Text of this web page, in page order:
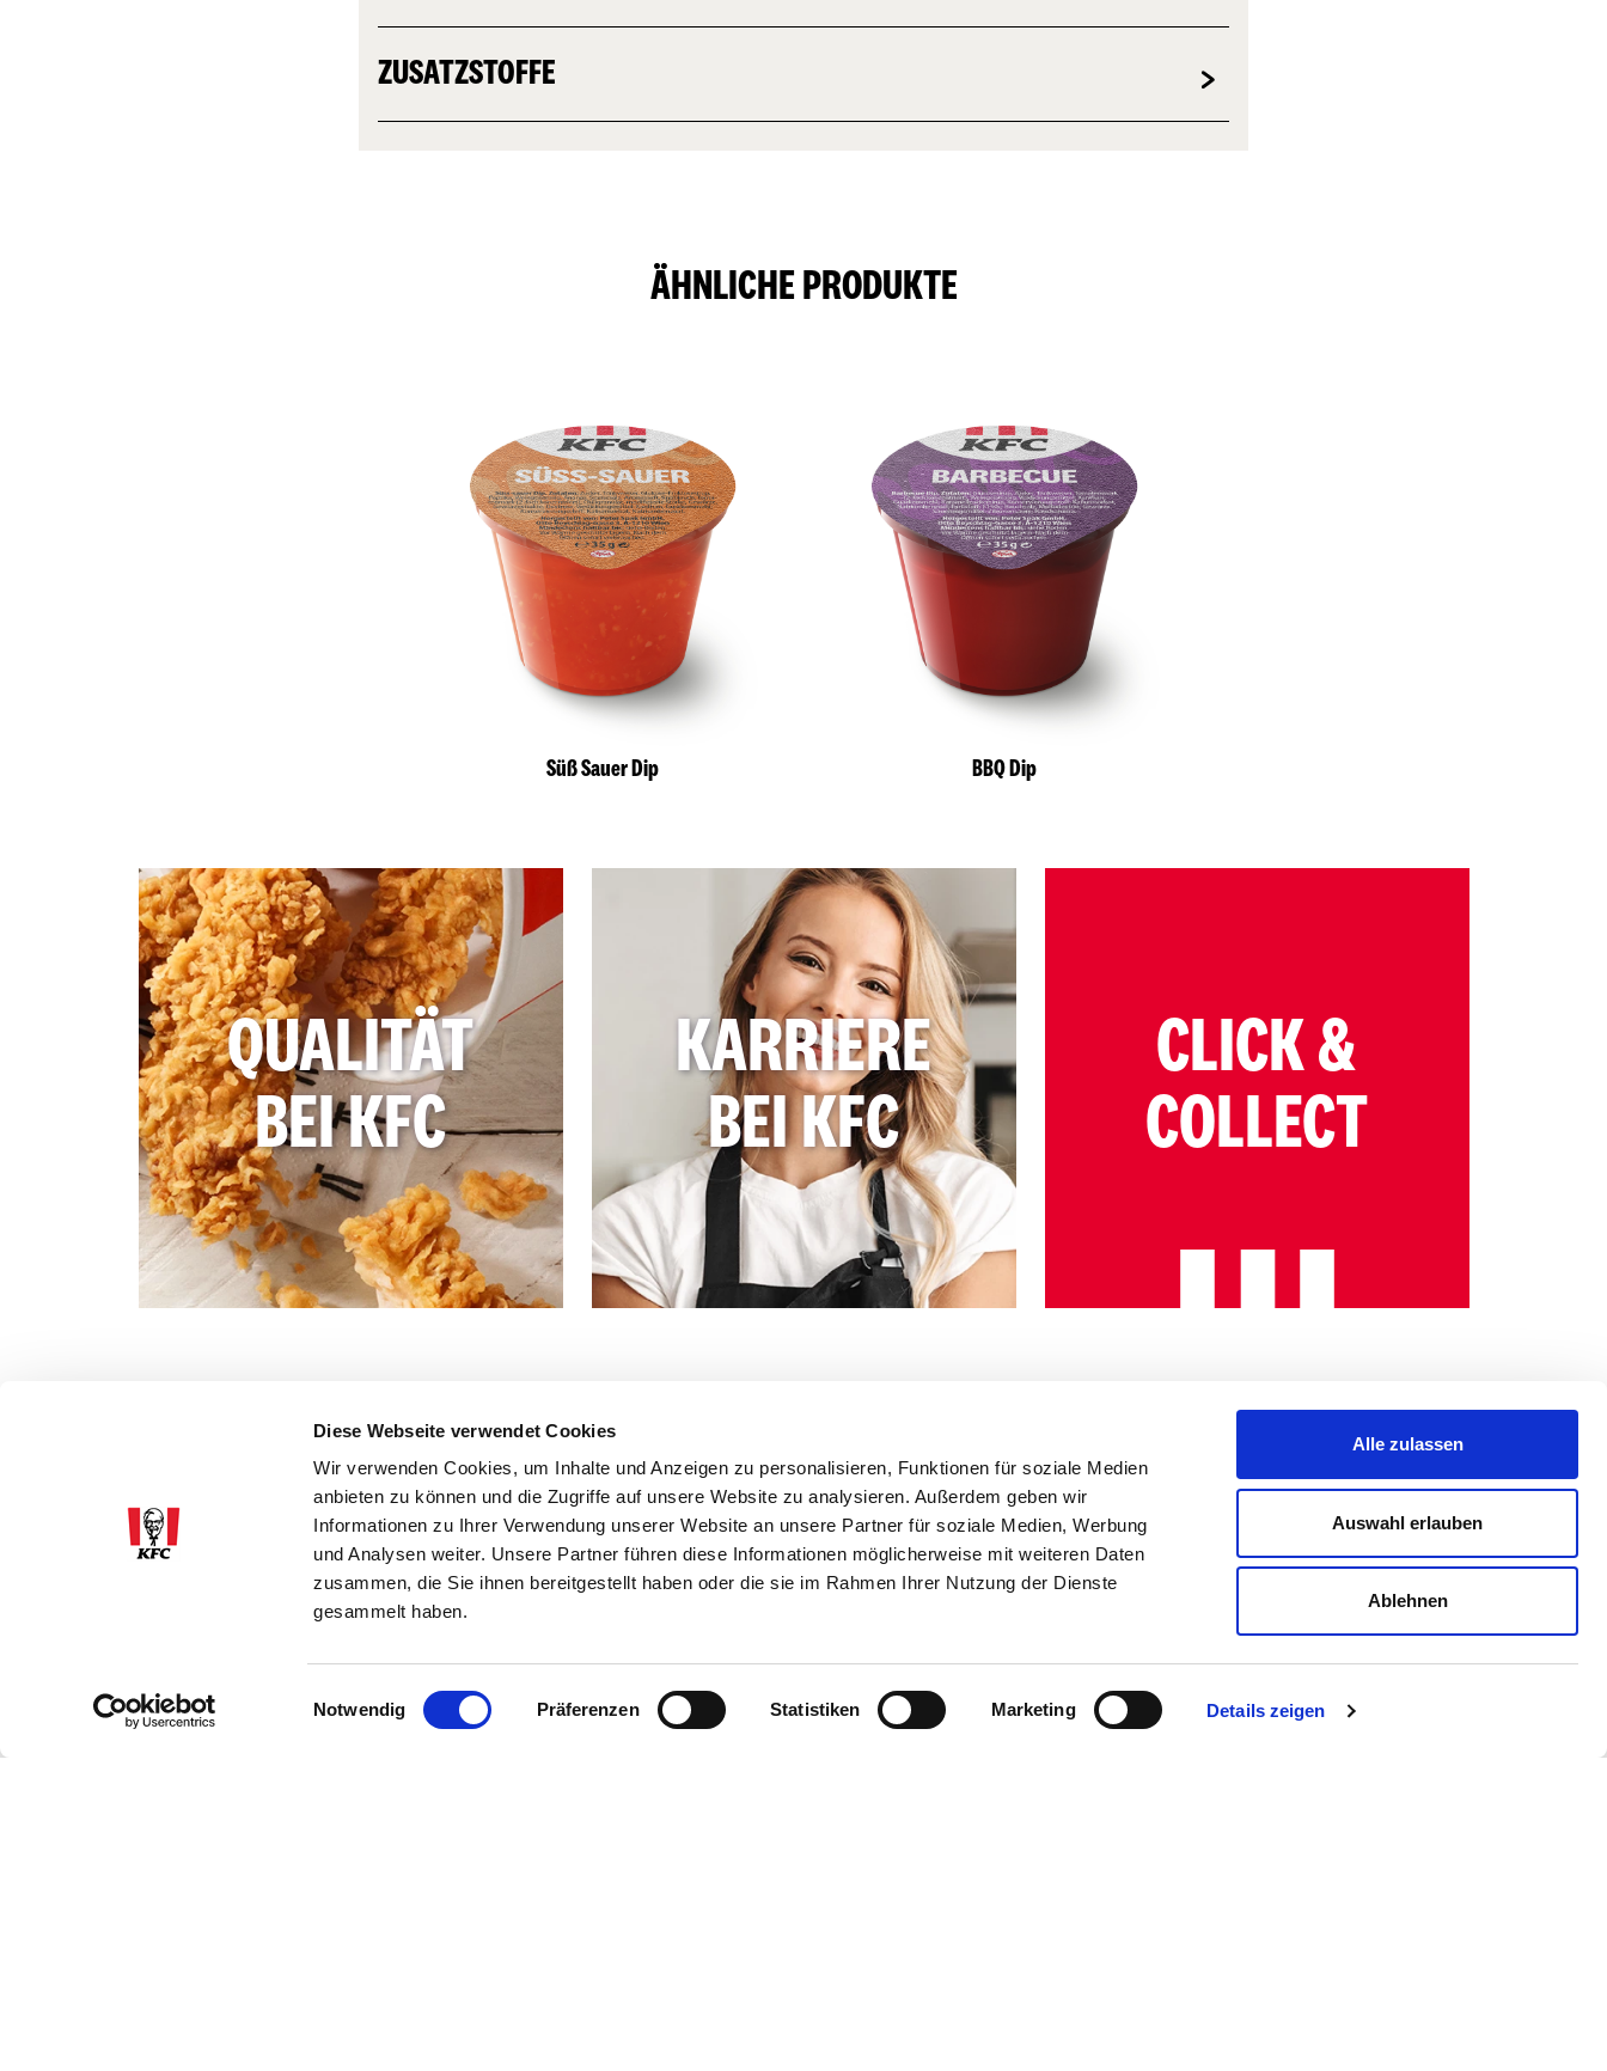
Diese Webseite verwendet Cookies
Wir verwenden Cookies, um Inhalte und Anzeigen zu personalisieren, Funktionen für soziale Medien
anbieten zu können und die Zugriffe auf unsere Website zu analysieren. Außerdem geben wir
Informationen zu Ihrer Verwendung unserer Website an unsere Partner für soziale Medien, Werbung
und Analysen weiter. Unsere Partner führen diese Informationen möglicherweise mit weiteren Daten
zusammen, die Sie ihnen bereitgestellt haben oder die sie im Rahmen Ihrer Nutzung der Dienste
gesammelt haben.
Einwilligungsauswahl
Notwendig Präferenzen Statistiken Marketing Details zeigen
Alle zulassen
Auswahl erlauben
Ablehnen
ZUSATZSTOFFE
ÄHNLICHE PRODUKTE
Süß Sauer Dip BBQ Dip
QUALITÄT
BEI KFC
KARRIERE
BEI KFC
CLICK &
COLLECT